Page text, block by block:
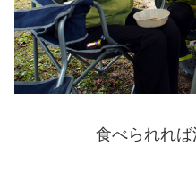
食べられれば